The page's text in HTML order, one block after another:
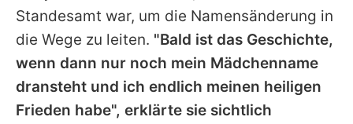
Impressum
Datenschutzerklärung
Nutzungsbedingungen
Utiq verwalten
Standesamt war, um die Namensänderung in
die Wege zu leiten. "Bald ist das Geschichte,
wenn dann nur noch mein Mädchenname
dransteht und ich endlich meinen heiligen
Frieden habe", erklärte sie sichtlich